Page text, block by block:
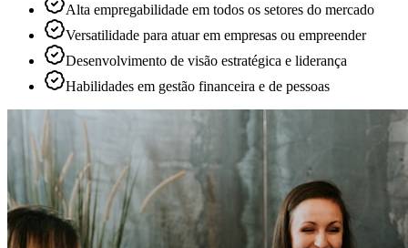
Alta empregabilidade em todos os setores do mercado
Versatilidade para atuar em empresas ou empreender
Desenvolvimento de visão estratégica e liderança
Habilidades em gestão financeira e de pessoas